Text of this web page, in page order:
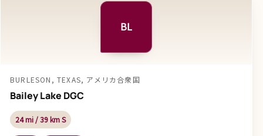
BL
BURLESON, TEXAS, アメリカ合衆国
Bailey Lake DGC
24 mi / 39 km S